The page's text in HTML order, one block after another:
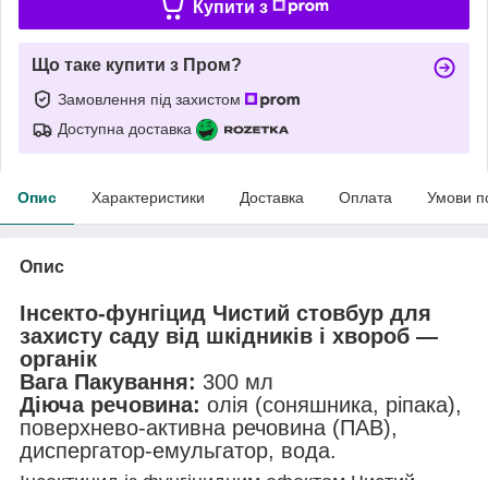
Купити з
Що таке купити з Пром?
Замовлення під захистом
Доступна доставка
Опис Характеристики Доставка Оплата Умови
Опис
Інсекто-фунгіцид Чистий стовбур для
захисту саду від шкідників і хвороб —
органік
Вага Пакування: 300 мл
Діюча речовина: олія (соняшника, ріпака),
поверхнево-активна речовина (ПАВ),
диспергатор-емульгатор, вода.